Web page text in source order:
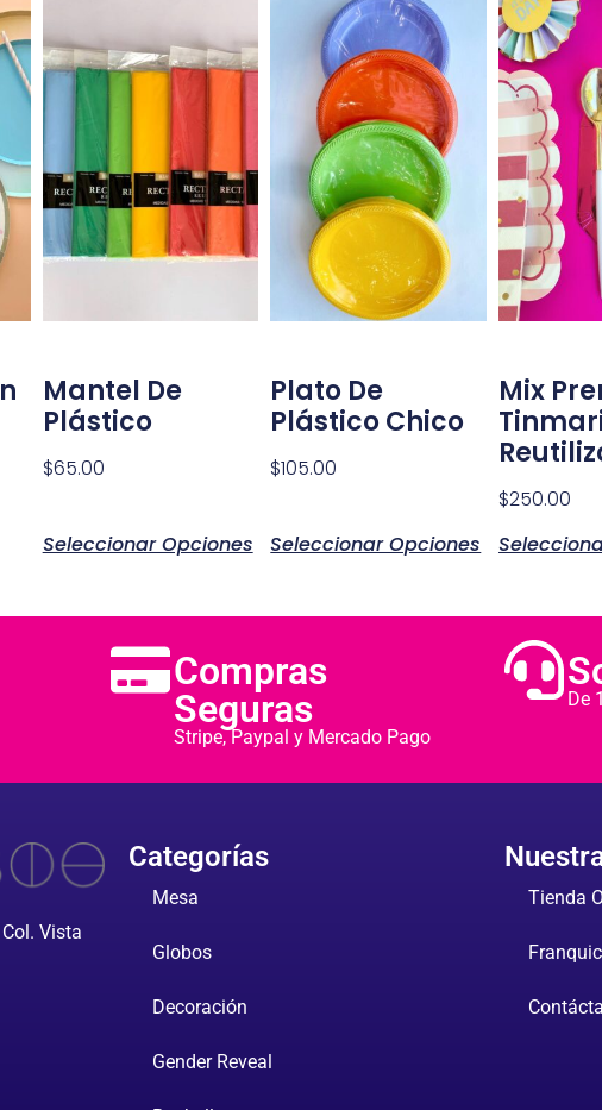
Mantel De
Plástico
$65.00
Seleccionar Opciones
Plato De
Plástico Chico
$105.00
Seleccionar Opciones
Mix
$250.00
Compras
Seguras
Stripe, Paypal y Mercado Pago
De
Vista
Categorías
Mesa
Globos
Decoración
Gender Reveal
Tienda